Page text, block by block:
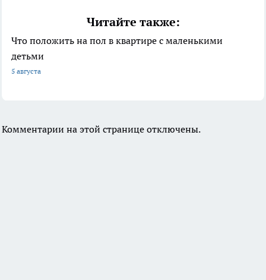
Читайте также:
Что положить на пол в квартире с маленькими
детьми
5 августа
Комментарии на этой странице отключены.